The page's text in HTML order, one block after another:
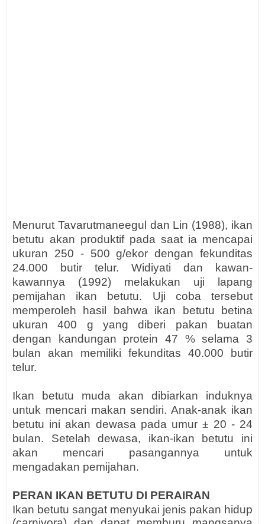
Menurut Tavarutmaneegul dan Lin (1988), ikan
betutu akan produktif pada saat ia mencapai
ukuran 250 - 500 g/ekor dengan fekunditas
24.000 butir telur. Widiyati dan kawan-
kawannya (1992) melakukan uji lapang
pemijahan ikan betutu. Uji coba tersebut
memperoleh hasil bahwa ikan betutu betina
ukuran 400 g yang diberi pakan buatan
dengan kandungan protein 47 % selama 3
bulan akan memiliki fekunditas 40.000 butir
telur.
Ikan betutu muda akan dibiarkan induknya
untuk mencari makan sendiri. Anak-anak ikan
betutu ini akan dewasa pada umur ± 20 - 24
bulan. Setelah dewasa, ikan-ikan betutu ini
akan mencari pasangannya untuk
mengadakan pemijahan.
PERAN IKAN BETUTU DI PERAIRAN
Ikan betutu sangat menyukai jenis pakan hidup